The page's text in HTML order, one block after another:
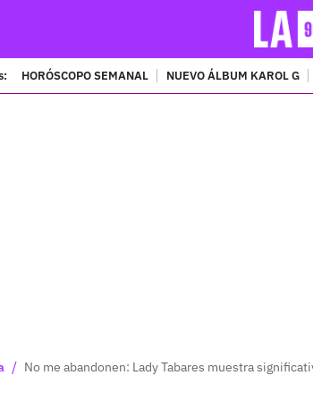
HORÓSCOPO SEMANAL NUEVO ÁLBUM KAROL G
/ No me abandonen: Lady Tabares muestra